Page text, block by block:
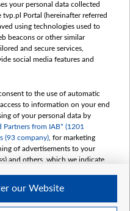
мульт
PL
your personal data collected
Portal (hereinafter referred
using technologies used to
beacons or other similar
and secure services,
social media features and
to the use of automatic
to information on your end
of your personal data by
Partners from IAB* (1201
(93 company) , for marketing
of advertisements to your
and others, which we indicate
S.A. w likwidacji are as
our Website